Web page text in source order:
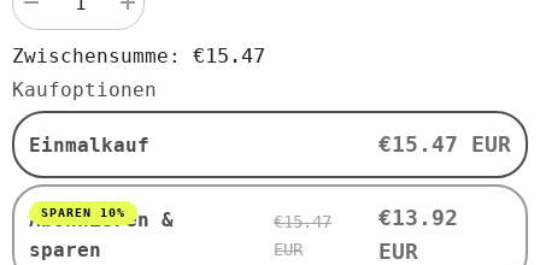
verringern
für
Neuro
-
ps
100
mg
Phosphatidylserin
30
Kapseln
PURITAN&#39;S
PRIDE
Menge
erhöhen
Neuro
-
ps
100
mg
Phosphatidylserin
30
Kapseln
PURITAN&#39;S
PRIDE
Zwischensumme: €15.47
Kaufoptionen
Einmalkauf €15.47 EUR
Abonnieren &
sparen
SPAREN 10%
€15.47
EUR
€13.92
EUR